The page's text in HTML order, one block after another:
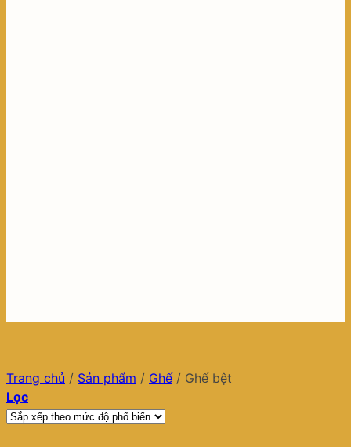
Trang chủ / Sản phẩm / Ghế / Ghế bệt
Lọc